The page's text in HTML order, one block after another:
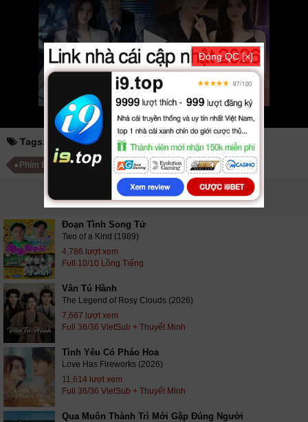
hhpanda
... Thể loại phim: Tâm Lý - Tình Cảm, Hài Hước, Truyền
Hình cập nhật phụ đề Vietsub nhanh nhất, xem online nhanh nhất. Tải
link fshare drive và download phim Thư Ký Thân Yêu Của Tôi vtv HTV
SCTV GOTV FullHD mới nhất. Mời các bạn đón xem bộ phimThư Ký
Thân Yêu Của Tôi24/24 VietSub
Tags: thư ký thân yêu của tôi Phim Trung Quốc
Phim Bộ Trung Quốc
PHIM LIÊN QUAN
Đoạn Tình Song Tử
Two of a Kind (1989)
4,786 lượt xem
Full 10/10 Lồng Tiếng
Vân Tú Hành
The Legend of Rosy Clouds (2026)
7,667 lượt xem
Full 36/36 VietSub + Thuyết Minh
Tình Yêu Có Pháo Hoa
Love Has Fireworks (2026)
11,614 lượt xem
Full 36/36 VietSub + Thuyết Minh
Qua Muôn Thành Trì Mới Gặp Đúng Người
Đóng QC [×]